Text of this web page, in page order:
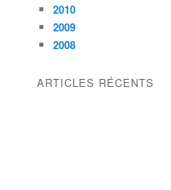
2010
2009
2008
ARTICLES RÉCENTS